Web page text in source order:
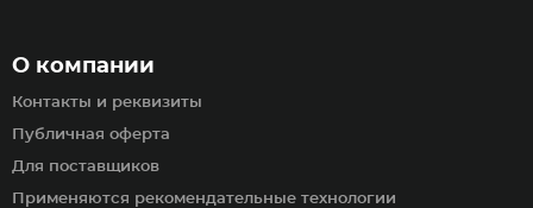
О компании
Контакты и реквизиты
Публичная оферта
Для поставщиков
Применяются рекомендательные технологии